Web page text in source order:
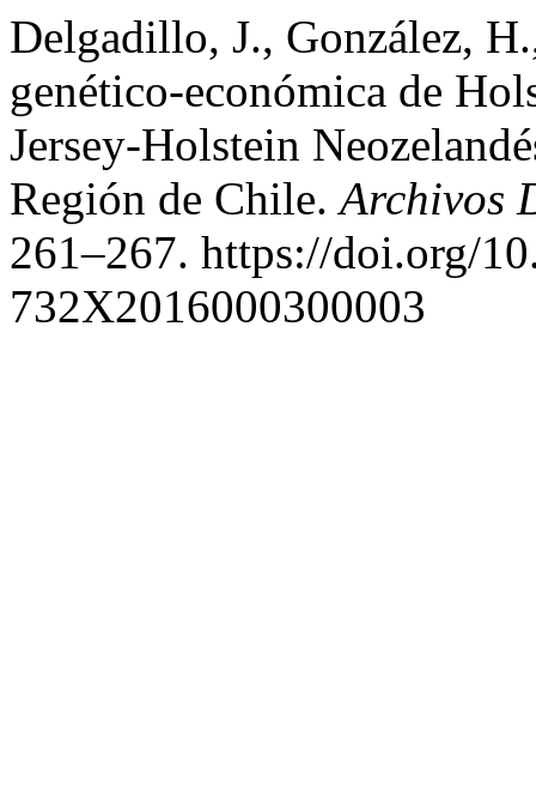
Delgadillo, J., González,
genético-económica de
Jersey-Holstein
Región de Chile.Archivos
261–267. https://doi.org/
732X2016000300003